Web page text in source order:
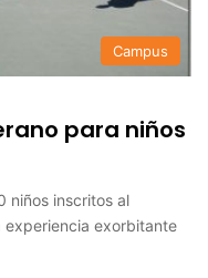
Campus
para niños
niños inscritos al
experiencia exorbitante